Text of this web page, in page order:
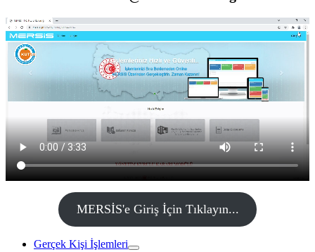
MERSİS'e Giriş İçin Tıklayın...
Gerçek Kişi İşlemleri